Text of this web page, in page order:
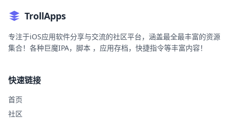
TrollApps
专注于iOS应用软件分享与交流的社区平台，涵盖最全最丰富的资源
集合！各种巨魔IPA，脚本 ，应用存档，快捷指令等丰富内容！
快速链接
首页
社区